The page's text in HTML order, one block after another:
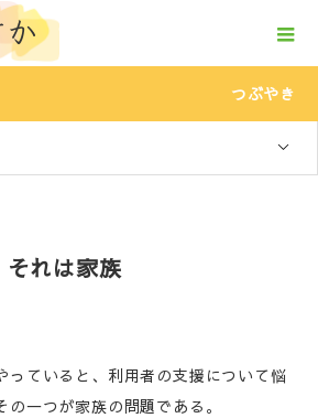
つぶやき
れは家族
ていると、利用者の支援について悩
一つが家族の問題である。